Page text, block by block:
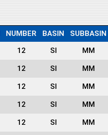
NUMBER BASIN
SUBBASIN
12 SI MM
12 SI MM
12 SI MM
12 SI MM
12 SI MM